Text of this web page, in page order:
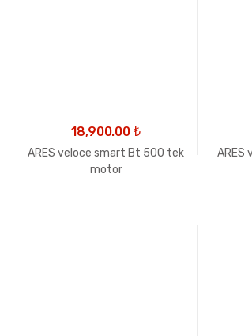
18,900.00 ₺
ARES veloce smart Bt 500 tek
motor
ARES